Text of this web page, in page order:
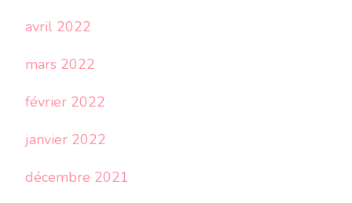
avril 2022
mars 2022
février 2022
janvier 2022
décembre 2021